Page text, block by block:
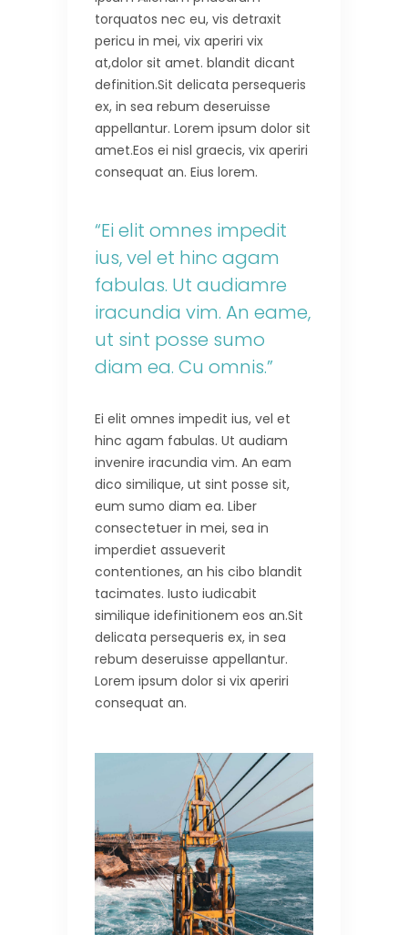
torquatos nec eu, vis detraxit
pericu in mei, vix aperiri vix
at,dolor sit amet. blandit dicant
definition.Sit delicata persequeris
ex, in sea rebum deseruisse
appellantur. Lorem ipsum dolor sit
amet.Eos ei nisl graecis, vix aperiri
consequat an. Eius lorem.
“Ei elit omnes impedit
ius, vel et hinc agam
fabulas. Ut audiamre
iracundia vim. An eame,
ut sint posse sumo
diam ea. Cu omnis.”
Ei elit omnes impedit ius, vel et
hinc agam fabulas. Ut audiam
invenire iracundia vim. An eam
dico similique, ut sint posse sit,
eum sumo diam ea. Liber
consectetuer in mei, sea in
imperdiet assueverit
contentiones, an his cibo blandit
tacimates. Iusto iudicabit
similique idefinitionem eos an.Sit
delicata persequeris ex, in sea
rebum deseruisse appellantur.
Lorem ipsum dolor si vix aperiri
consequat an.